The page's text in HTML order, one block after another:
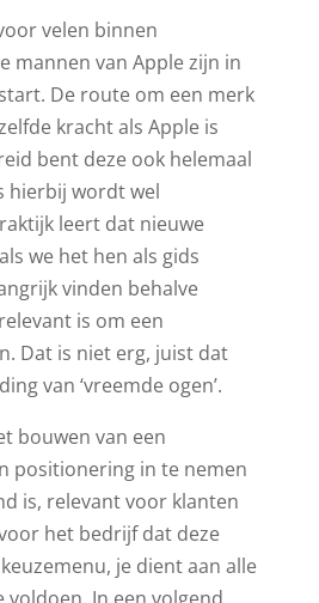
velen binnen
mannen van Apple zijn in
De route om een merk
kracht als Apple is
bent deze ook helemaal
hierbij wordt wel
leert dat nieuwe
we het hen als gids
vinden behalve
is om een
Dat is niet erg, juist dat
van ‘vreemde ogen’.
bouwen van een
positionering in te nemen
is, relevant voor klanten
het bedrijf dat deze
je dient aan alle